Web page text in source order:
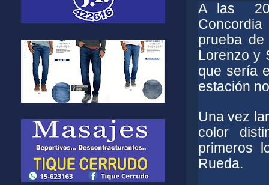
A las
prueba
Lorenzo y
que sería
estación
Una vez
color
primeros
Rueda.